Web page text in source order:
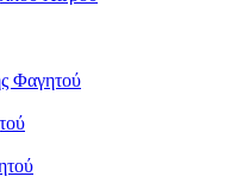
Φαγητού